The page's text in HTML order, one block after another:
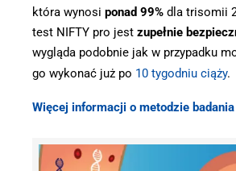
która wynosi ponad 99% dla trisomii
test NIFTY pro jest zupełnie
wygląda podobnie jak w przypadku
go wykonać już po 10 tygodniu ciąży.
Więcej informacji o metodzie badania